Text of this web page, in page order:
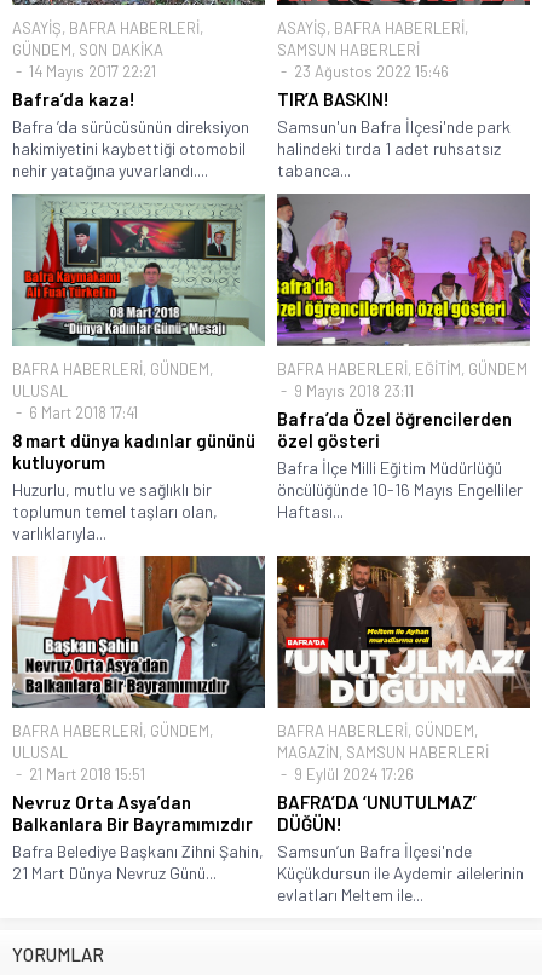
ASAYİŞ, BAFRA HABERLERİ,
GÜNDEM, SON DAKİKA
14 Mayıs 2017 22:21
Bafra’da kaza!
Bafra ’da sürücüsünün direksiyon
hakimiyetini kaybettiği otomobil
nehir yatağına yuvarlandı....
ASAYİŞ, BAFRA HABERLERİ,
SAMSUN HABERLERİ
23 Ağustos 2022 15:46
TIR’A BASKIN!
Samsun'un Bafra İlçesi'nde park
halindeki tırda 1 adet ruhsatsız
tabanca...
BAFRA HABERLERİ, GÜNDEM,
ULUSAL
6 Mart 2018 17:41
8 mart dünya kadınlar gününü
kutluyorum
Huzurlu, mutlu ve sağlıklı bir
toplumun temel taşları olan,
varlıklarıyla...
BAFRA HABERLERİ, EĞİTİM, GÜNDEM
9 Mayıs 2018 23:11
Bafra’da Özel öğrencilerden
özel gösteri
Bafra İlçe Milli Eğitim Müdürlüğü
öncülüğünde 10-16 Mayıs Engelliler
Haftası...
BAFRA HABERLERİ, GÜNDEM,
ULUSAL
21 Mart 2018 15:51
Nevruz Orta Asya’dan
Balkanlara Bir Bayramımızdır
Bafra Belediye Başkanı Zihni Şahin,
21 Mart Dünya Nevruz Günü...
BAFRA HABERLERİ, GÜNDEM,
MAGAZİN, SAMSUN HABERLERİ
9 Eylül 2024 17:26
BAFRA’DA ‘UNUTULMAZ’
DÜĞÜN!
Samsun’un Bafra İlçesi'nde
Küçükdursun ile Aydemir ailelerinin
evlatları Meltem ile...
YORUMLAR